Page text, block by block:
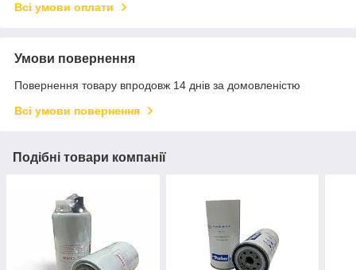
Всі умови оплати
Умови повернення
Повернення товару впродовж 14 днів за домовленістю
Всі умови повернення
Подібні товари компанії